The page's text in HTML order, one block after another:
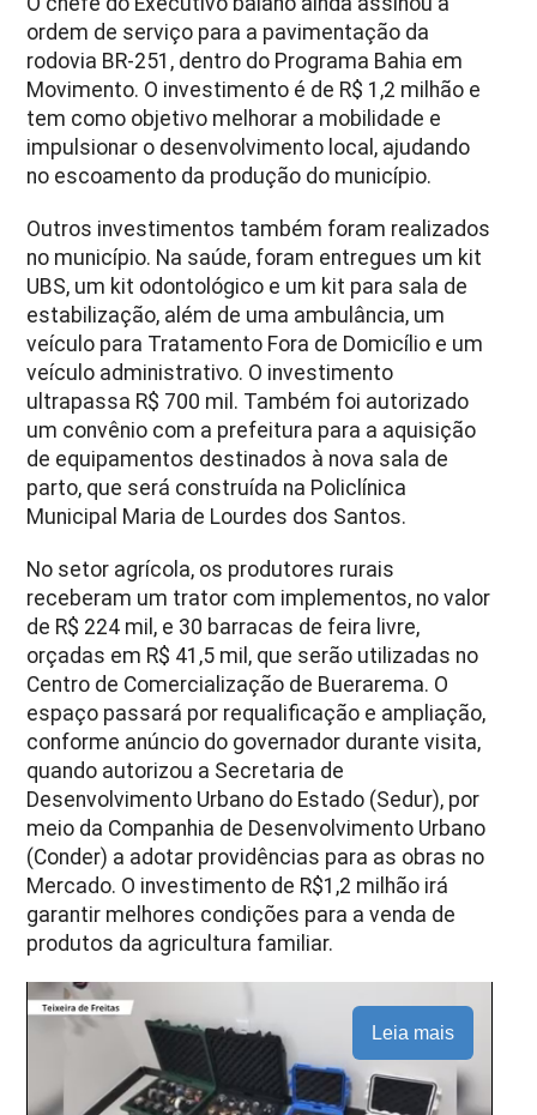
ordem de serviço para a pavimentação da
rodovia BR-251, dentro do Programa Bahia em
Movimento. O investimento é de R$ 1,2 milhão e
tem como objetivo melhorar a mobilidade e
impulsionar o desenvolvimento local, ajudando
no escoamento da produção do município.
Outros investimentos também foram realizados
no município. Na saúde, foram entregues um kit
UBS, um kit odontológico e um kit para sala de
estabilização, além de uma ambulância, um
veículo para Tratamento Fora de Domicílio e um
veículo administrativo. O investimento
ultrapassa R$ 700 mil. Também foi autorizado
um convênio com a prefeitura para a aquisição
de equipamentos destinados à nova sala de
parto, que será construída na Policlínica
Municipal Maria de Lourdes dos Santos.
No setor agrícola, os produtores rurais
receberam um trator com implementos, no valor
de R$ 224 mil, e 30 barracas de feira livre,
orçadas em R$ 41,5 mil, que serão utilizadas no
Centro de Comercialização de Buerarema. O
espaço passará por requalificação e ampliação,
conforme anúncio do governador durante visita,
quando autorizou a Secretaria de
Desenvolvimento Urbano do Estado (Sedur), por
meio da Companhia de Desenvolvimento Urbano
(Conder) a adotar providências para as obras no
Mercado. O investimento de R$1,2 milhão irá
garantir melhores condições para a venda de
produtos da agricultura familiar.
Leia mais